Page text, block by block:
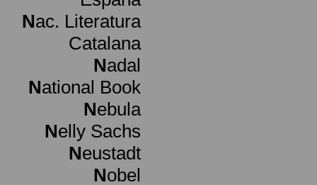
Nac. Literatura
Catalana
Nadal
National Book
Nebula
Nelly Sachs
Neustadt
Nobel